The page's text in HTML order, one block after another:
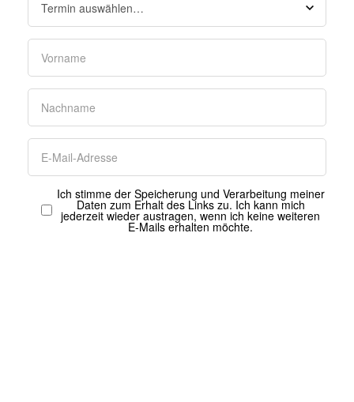
Ich stimme der Speicherung und Verarbeitung meiner
Daten zum Erhalt des Links zu. Ich kann mich
jederzeit wieder austragen, wenn ich keine weiteren
E-Mails erhalten möchte.